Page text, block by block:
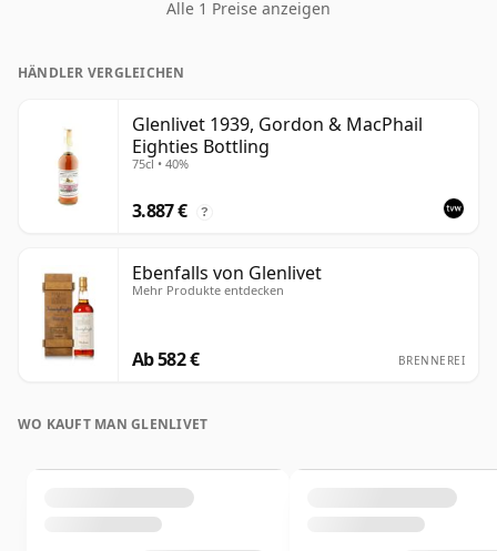
Alle 1 Preise anzeigen
HÄNDLER VERGLEICHEN
Glenlivet 1939, Gordon & MacPhail
Eighties Bottling
75cl • 40%
3.887 € ?
Ebenfalls von Glenlivet
Mehr Produkte entdecken
Ab 582 € BRENNEREI
WO KAUFT MAN GLENLIVET